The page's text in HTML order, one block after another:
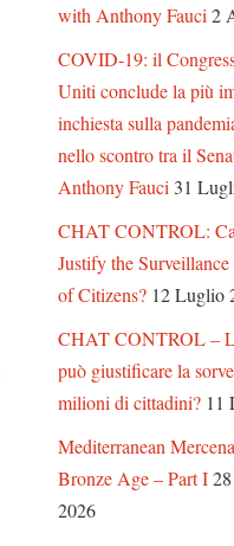
with Anthony Fauci 2
COVID-19: il
Uniti conclude la più
inchiesta sulla
nello scontro tra il
Anthony Fauci 31
CHAT CONTROL:
Justify the
of Citizens? 12 Luglio
CHAT CONTROL –
può giustificare la
milioni di cittadini? 11
Mediterranean
Bronze Age – Part I
2026